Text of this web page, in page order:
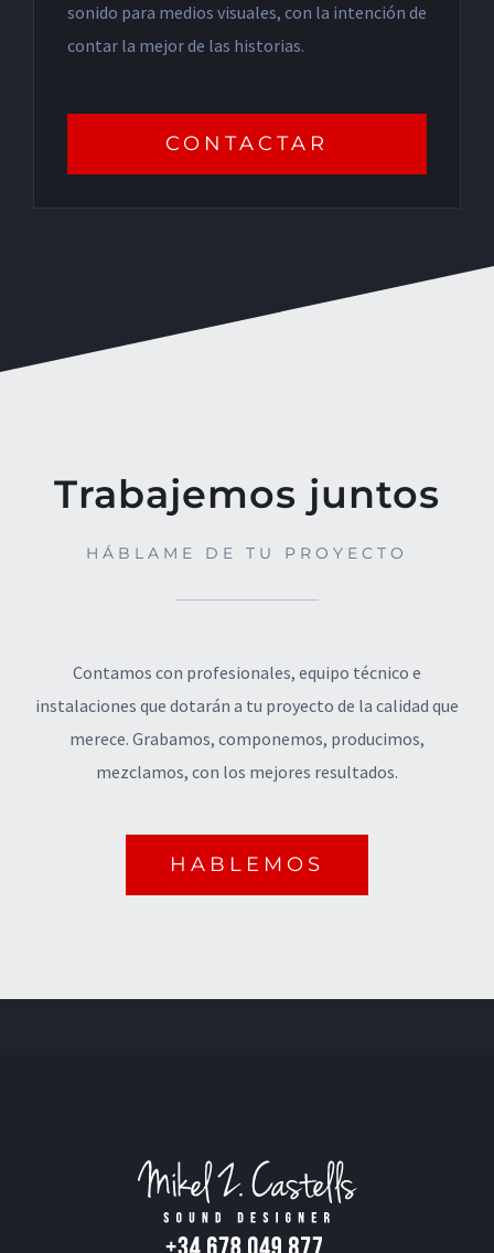
sonido para medios visuales, con la intención de
contar la mejor de las historias.
CONTACTAR
Trabajemos juntos
HÁBLAME DE TU PROYECTO
Contamos con profesionales, equipo técnico e
instalaciones que dotarán a tu proyecto de la calidad que
merece. Grabamos, componemos, producimos,
mezclamos, con los mejores resultados.
HABLEMOS